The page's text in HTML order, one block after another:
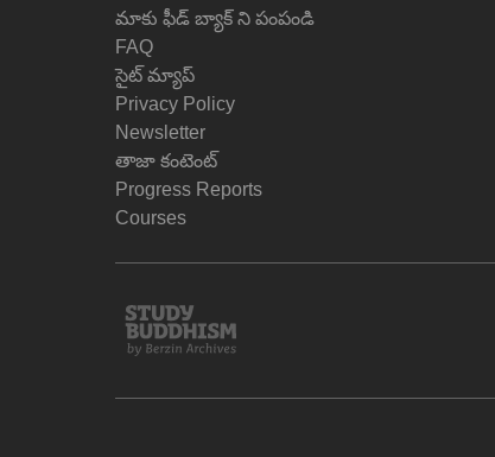
మాకు ఫీడ్ బ్యాక్ ని పంపండి
FAQ
సైట్ మ్యాప్
Privacy Policy
Newsletter
తాజా కంటెంట్
Progress Reports
Courses
Study
Buddhism